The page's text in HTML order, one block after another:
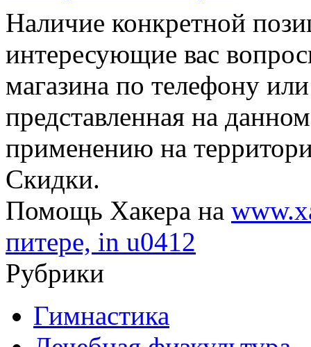
Наличие конкретной
интересующие вас
магазина по телефону
представленная на
применению на
Скидки.
Помощь Хакера на
питере, in u0412
Рубрики
Гимнастика